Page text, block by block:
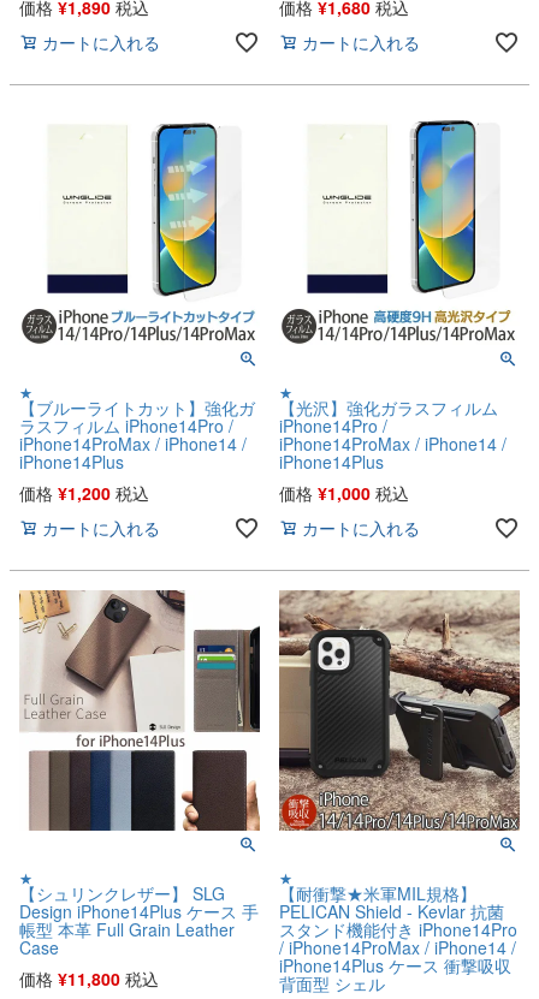
価格 ¥1,890 税込
カートに入れる
価格 ¥1,680 税込
カートに入れる
★
【ブルーライトカット】強化ガ
ラスフィルム iPhone14Pro /
iPhone14ProMax / iPhone14 /
iPhone14Plus
価格 ¥1,200 税込
カートに入れる
★
【光沢】強化ガラスフィルム
iPhone14Pro /
iPhone14ProMax / iPhone14 /
iPhone14Plus
価格 ¥1,000 税込
カートに入れる
★
【シュリンクレザー】 SLG
Design iPhone14Plus ケース 手
帳型 本革 Full Grain Leather
Case
価格 ¥11,800 税込
★
【耐衝撃★米軍MIL規格】
PELICAN Shield - Kevlar 抗菌
スタンド機能付き iPhone14Pro
/ iPhone14ProMax / iPhone14 /
iPhone14Plus ケース 衝撃吸収
背面型 シェル